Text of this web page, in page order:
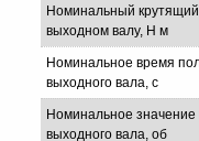
Номинальный
выходном валу, Н м
Номинальное время
выходного вала, с
Номинальное значение
выходного вала, об